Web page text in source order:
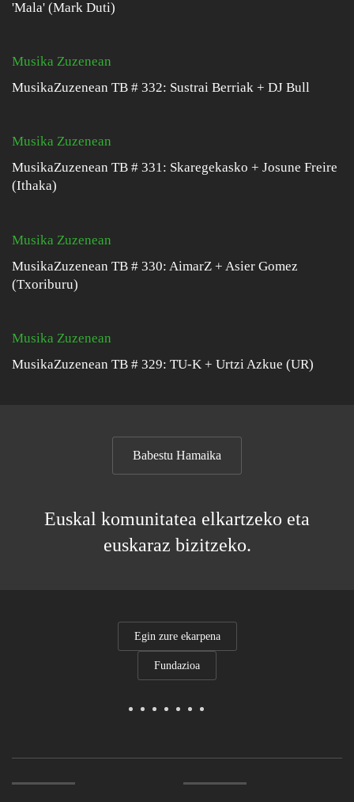
'Mala' (Mark Duti)
Musika Zuzenean
MusikaZuzenean TB # 332: Sustrai Berriak + DJ Bull
Musika Zuzenean
MusikaZuzenean TB # 331: Skaregekasko + Josune Freire
(Ithaka)
Musika Zuzenean
MusikaZuzenean TB # 330: AimarZ + Asier Gomez
(Txoriburu)
Musika Zuzenean
MusikaZuzenean TB # 329: TU-K + Urtzi Azkue (UR)
Babestu Hamaika
Euskal komunitatea elkartzeko eta
euskaraz bizitzeko.
Egin zure ekarpena
Fundazioa